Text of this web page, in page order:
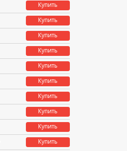
Купить
Купить
Купить
Купить
Купить
Купить
Купить
Купить
Купить
Купить